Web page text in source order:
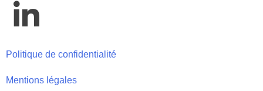
Politique de confidentialité
Mentions légales